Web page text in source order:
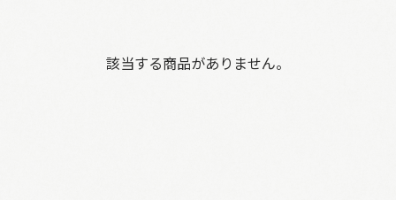
該当する商品がありません。